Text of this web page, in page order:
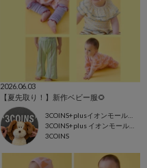
2026.06.03
【夏先取り！】新作ベビー服🌻
3COINS